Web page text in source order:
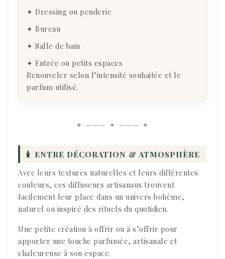
✦ Dressing ou penderie
✦ Bureau
✦ Salle de bain
✦ Entrée ou petits espaces
Renouveler selon l’intensité souhaitée et le
parfum utilisé.
✦ ─── ✦ ─── ✦
🕯 ENTRE DÉCORATION & ATMOSPHÈRE
Avec leurs textures naturelles et leurs différentes
couleurs, ces diffuseurs artisanaux trouvent
facilement leur place dans un univers bohème,
naturel ou inspiré des rituels du quotidien.
Une petite création à offrir ou à s’offrir pour
apporter une touche parfumée, artisanale et
chaleureuse à son espace.